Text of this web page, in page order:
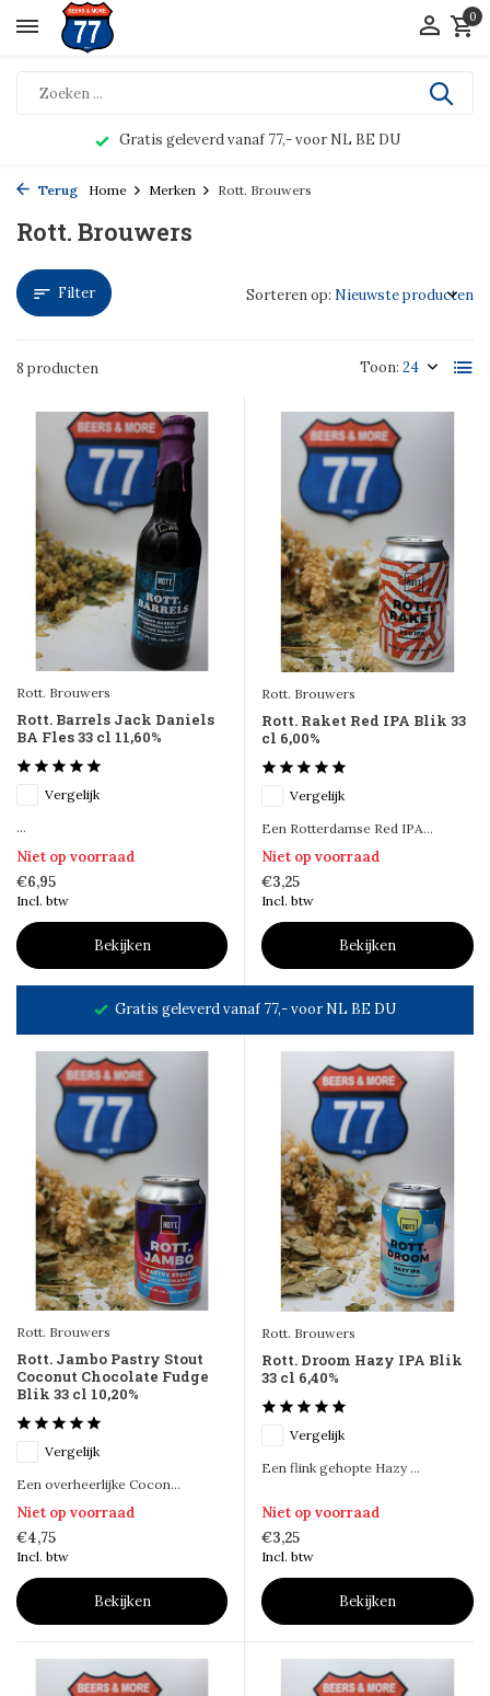
0
Gratis geleverd vanaf 77,- voor NL BE DU
Terug Home Merken Rott. Brouwers
Rott. Brouwers
Filter
8 producten Toon:
Sorteren op:
Rott. Brouwers
Rott. Barrels Jack Daniels
BA Fles 33 cl 11,60%
Vergelijk
...
Niet op voorraad
€6,95
Incl. btw
Bekijken
Rott. Brouwers
Rott. Raket Red IPA Blik 33
cl 6,00%
Vergelijk
Een Rotterdamse Red IPA...
Niet op voorraad
€3,25
Incl. btw
Bekijken
Gratis geleverd vanaf 77,- voor NL BE DU
Rott. Brouwers
Rott. Jambo Pastry Stout
Coconut Chocolate Fudge
Blik 33 cl 10,20%
Vergelijk
Een overheerlijke Cocon...
Niet op voorraad
€4,75
Incl. btw
Bekijken
Rott. Brouwers
Rott. Droom Hazy IPA Blik
33 cl 6,40%
Vergelijk
Een flink gehopte Hazy ...
Niet op voorraad
€3,25
Incl. btw
Bekijken